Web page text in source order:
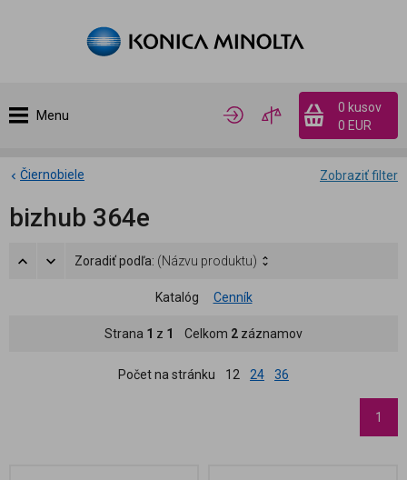
Menu
0 kusov
0 EUR
Zobraziť filter
Čiernobiele
bizhub 364e
Zoradiť podľa: (Názvu produktu)
Katalóg Cenník
Strana 1 z 1 Celkom 2 záznamov
Počet na stránku 12 24 36
1